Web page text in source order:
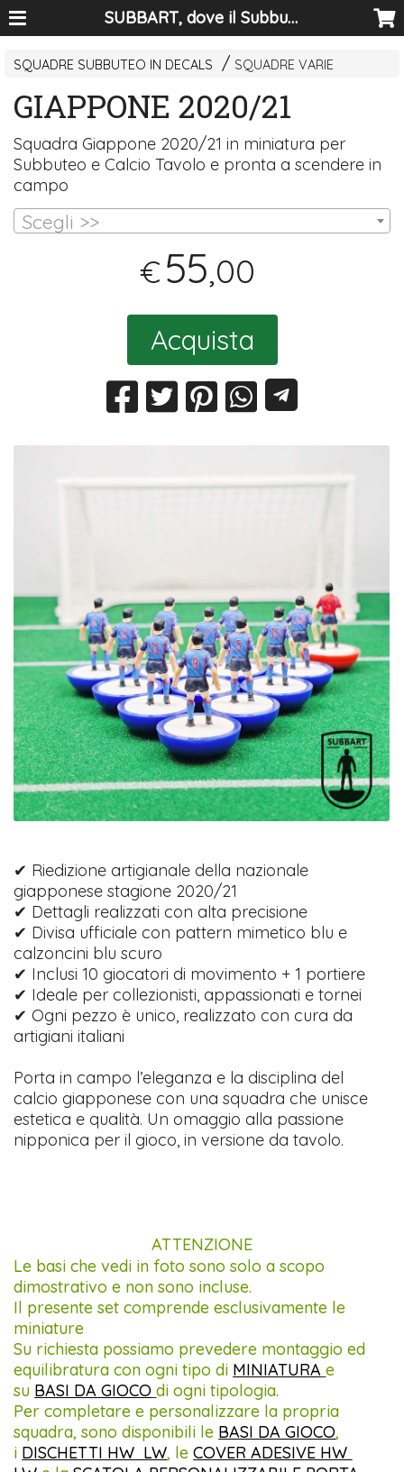
SUBBART, dove il Subbuteo diventa arte
SQUADRE SUBBUTEO IN DECALS SQUADRE VARIE
GIAPPONE 2020/21
Squadra Giappone 2020/21 in miniatura per
Subbuteo e Calcio Tavolo e pronta a scendere in
campo
Scegli >>
€55,00
Acquista
✔ Riedizione artigianale della nazionale
giapponese stagione 2020/21
✔ Dettagli realizzati con alta precisione
✔ Divisa ufficiale con pattern mimetico blu e
calzoncini blu scuro
✔ Inclusi 10 giocatori di movimento + 1 portiere
✔ Ideale per collezionisti, appassionati e tornei
✔ Ogni pezzo è unico, realizzato con cura da
artigiani italiani
Porta in campo l’eleganza e la disciplina del
calcio giapponese con una squadra che unisce
estetica e qualità. Un omaggio alla passione
nipponica per il gioco, in versione da tavolo.
ATTENZIONE
Le basi che vedi in foto sono solo a scopo
dimostrativo e non sono incluse.
Il presente set comprende esclusivamente le
miniature
Su richiesta possiamo prevedere montaggio ed
equilibratura con ogni tipo di MINIATURA e
su BASI DA GIOCO di ogni tipologia.
Per completare e personalizzare la propria
squadra, sono disponibili le BASI DA GIOCO,
i DISCHETTI HW LW, leCOVER ADESIVE HW